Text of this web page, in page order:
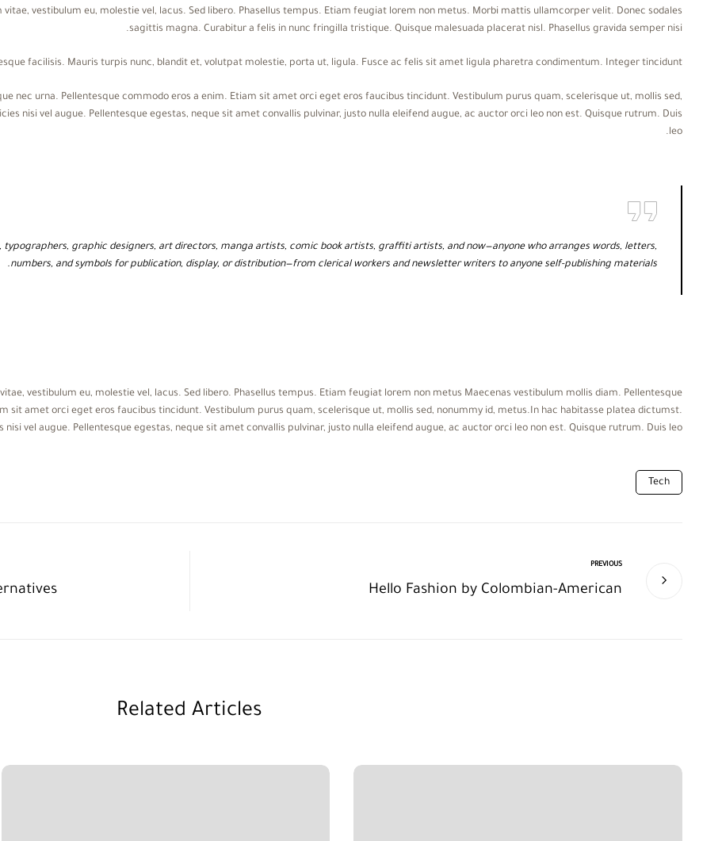
vestibulum eu, molestie vel, lacus. Sed libero. Phasellus tempus. Etiam feugiat lorem non metus. Morbi mattis ullamcorper velit. Donec sodales
sagittis magna. Curabitur a felis in nunc fringilla tristique. Quisque malesuada placerat nisl. Phasellus gravida semper nisi.
facilisis. Mauris turpis nunc, blandit et, volutpat molestie, porta ut, ligula. Fusce ac felis sit amet ligula pharetra condimentum. Integer tincidunt.
nec urna. Pellentesque commodo eros a enim. Etiam sit amet orci eget eros faucibus tincidunt. Vestibulum purus quam, scelerisque ut, mollis sed,
nisi vel augue. Pellentesque egestas, neque sit amet convallis pulvinar, justo nulla eleifend augue, ac auctor orci leo non est. Quisque rutrum. Duis
leo.
graphic designers, art directors, manga artists, comic book artists, graffiti artists, and now—anyone who arranges words, letters,
numbers, and symbols for publication, display, or distribution—from clerical workers and newsletter writers to anyone self-publishing materials.
vestibulum eu, molestie vel, lacus. Sed libero. Phasellus tempus. Etiam feugiat lorem non metus Maecenas vestibulum mollis diam. Pellentesque
sit amet orci eget eros faucibus tincidunt. Vestibulum purus quam, scelerisque ut, mollis sed, nonummy id, metus.In hac habitasse platea dictumst.
nisi vel augue. Pellentesque egestas, neque sit amet convallis pulvinar, justo nulla eleifend augue, ac auctor orci leo non est. Quisque rutrum. Duis leo.
Tech
PREVIOUS
Hello Fashion by Colombian-American
Related Articles